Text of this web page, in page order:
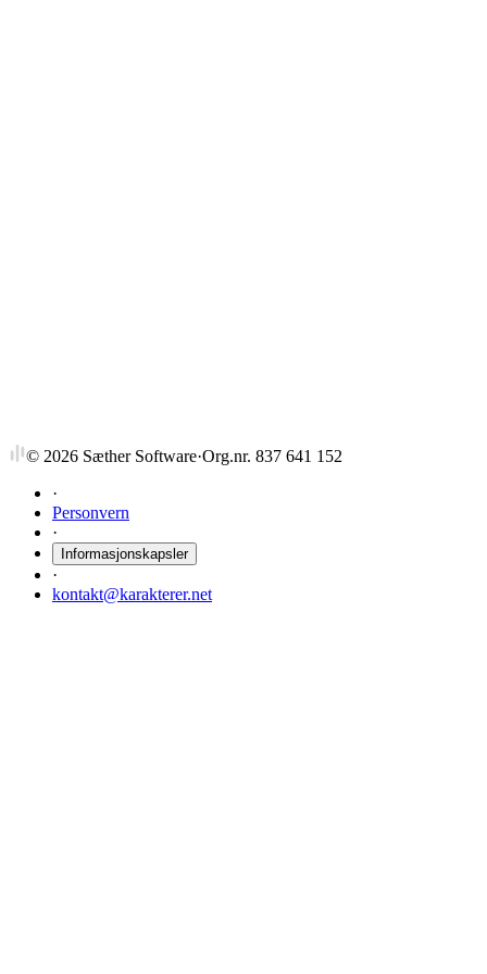
© 2026 Sæther Software·Org.nr. 837 641 152
·
Personvern
·
Informasjonskapsler
·
kontakt@karakterer.net